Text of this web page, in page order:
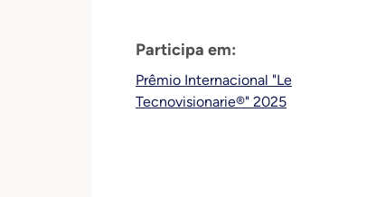
Participa em:
Prêmio Internacional "Le
Tecnovisionarie®" 2025